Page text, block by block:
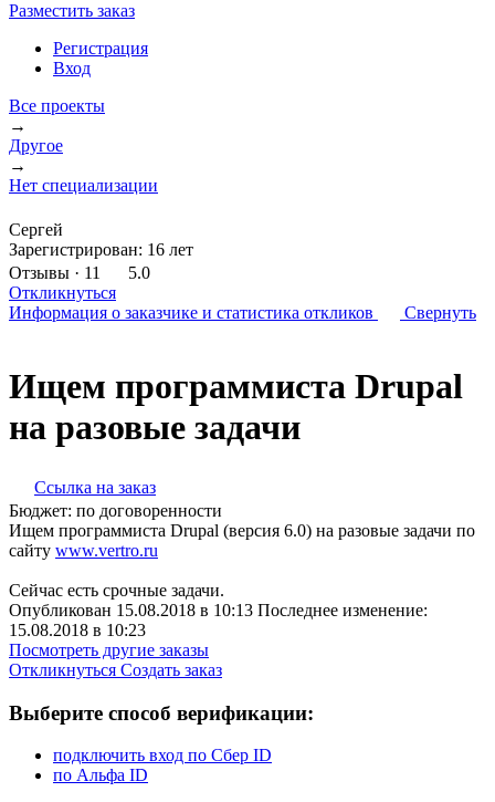
Разместить заказ
Регистрация
Вход
Все проекты
→
Другое
→
Нет специализации
Сергей
Зарегистрирован: 16 лет
Отзывы · 11
5.0
Откликнуться
Информация о заказчике и статистика откликов Свернуть
Ищем программиста Drupal
на разовые задачи
Ссылка на заказ
Бюджет: по договоренности
Ищем программиста Drupal (версия 6.0) на разовые задачи по
сайту www.vertro.ru
Сейчас есть срочные задачи.
Опубликован 15.08.2018 в 10:13 Последнее изменение:
15.08.2018 в 10:23
Посмотреть другие заказы
Откликнуться Создать заказ
Выберите способ верификации:
подключить вход по Сбер ID
по Альфа ID